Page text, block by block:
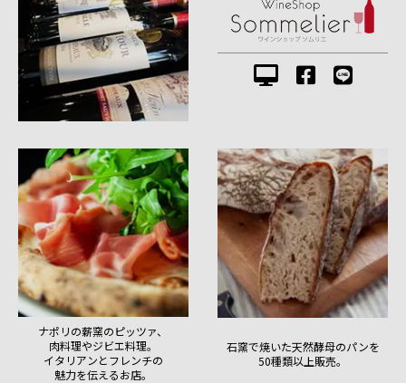
ナポリの薪窯のピッツァ、
肉料理やジビエ料理。
イタリアンとフレンチの
魅力を伝えるお店。
石窯で焼いた天然酵母のパンを
50種類以上販売。